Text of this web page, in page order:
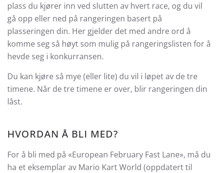
plass du kjører inn ved slutten av hvert race, og du vil
gå opp eller ned på rangeringen basert på
plasseringen din. Her gjelder det med andre ord å
komme seg så høyt som mulig på rangeringslisten for å
hevde seg i konkurransen.
Du kan kjøre så mye (eller lite) du vil i løpet av de tre
timene. Når de tre timene er over, blir rangeringen din
låst.
HVORDAN Å BLI MED?
For å bli med på «European February Fast Lane», må du
ha et eksemplar av Mario Kart World (oppdatert til